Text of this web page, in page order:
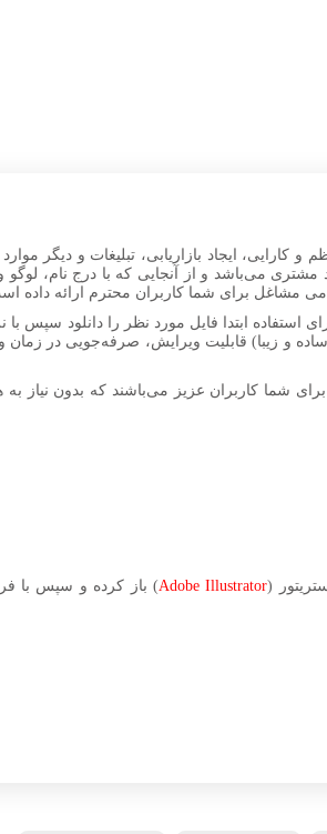
ایجاد بازاریابی، تبلیغات و دیگر
می‌باشد و از آنجایی که با درج نام، لوگو
مشاغل برای شما کاربران محترم ارائه داده
ابتدا فایل مورد نظر را دانلود سپس
و زیبا) قابلیت ویرایش، صرفه‌جویی در زمان
شما کاربران عزیز می‌باشند که بدون نیاز به
(
Adobe Illustrator) باز کرده و سپس با